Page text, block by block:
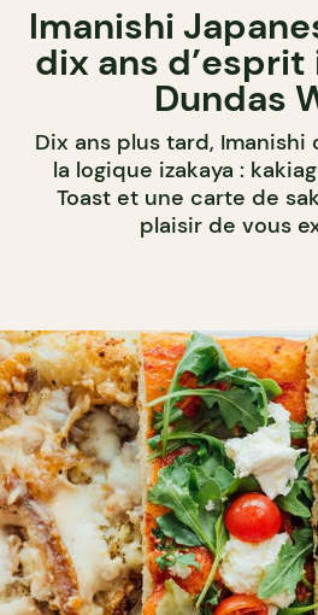
Imanishi
dix ans d’esprit
Dundas
Dix ans plus tard,
la logique izakaya :
Toast et une carte de
plaisir de vous